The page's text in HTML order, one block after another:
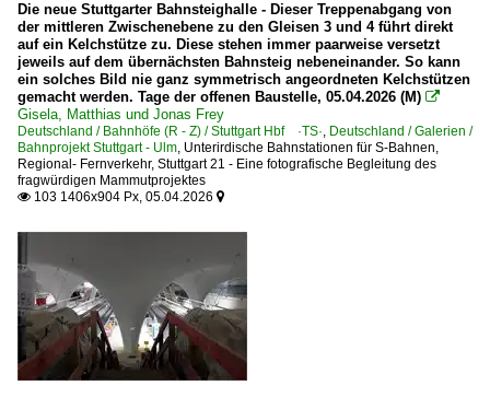
Die neue Stuttgarter Bahnsteighalle - Dieser Treppenabgang von
der mittleren Zwischenebene zu den Gleisen 3 und 4 führt direkt
auf ein Kelchstütze zu. Diese stehen immer paarweise versetzt
jeweils auf dem übernächsten Bahnsteig nebeneinander. So kann
ein solches Bild nie ganz symmetrisch angeordneten Kelchstützen
gemacht werden. Tage der offenen Baustelle, 05.04.2026 (M) 
Gisela, Matthias und Jonas Frey
Deutschland / Bahnhöfe (R - Z) / Stuttgart Hbf ·TS·, Deutschland / Galerien /
Bahnprojekt Stuttgart - Ulm, Unterirdische Bahnstationen für S-Bahnen,
Regional- Fernverkehr, Stuttgart 21 - Eine fotografische Begleitung des
fragwürdigen Mammutprojektes
 103 1406x904 Px, 05.04.2026 